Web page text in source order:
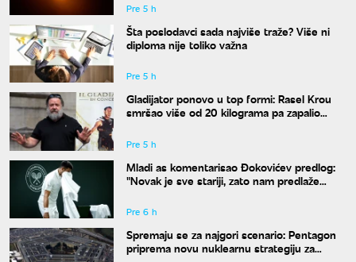
Pre 5 h
Šta poslodavci sada najviše traže? Više ni
diploma nije toliko važna
Pre 5 h
Gladijator ponovo u top formi: Rasel Krou
smršao više od 20 kilograma pa zapalio
Pre 5 h
Mladi as komentarisao Đokovićev predlog:
"Novak je sve stariji, zato nam predlaže
Pre 6 h
Spremaju se za najgori scenario: Pentagon
priprema novu nuklearnu strategiju za